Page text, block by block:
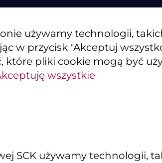
używamy technologii,
w przycisk "Akceptuj
które pliki cookie mogą być
wszystkie
SCK używamy technologii,